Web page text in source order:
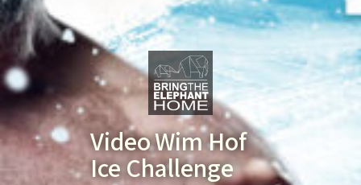
Video Wim Hof
Ice Challenge